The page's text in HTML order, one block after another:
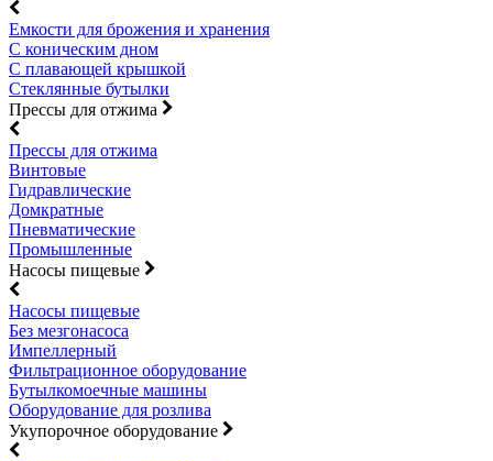
Емкости для брожения и хранения
С коническим дном
С плавающей крышкой
Стеклянные бутылки
Прессы для отжима
Прессы для отжима
Винтовые
Гидравлические
Домкратные
Пневматические
Промышленные
Насосы пищевые
Насосы пищевые
Без мезгонасоса
Импеллерный
Фильтрационное оборудование
Бутылкомоечные машины
Оборудование для розлива
Укупорочное оборудование